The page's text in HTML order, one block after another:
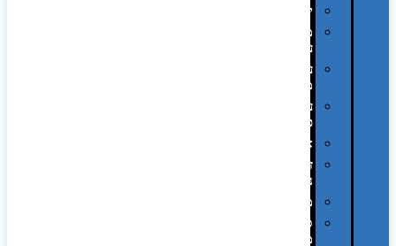
יודאיקה
מארזי
עטים
עטי
מתכת
עטי
פלסטיק
אוזניות
זכרונות
ניידים
מפצלים
סביבת
מחשב